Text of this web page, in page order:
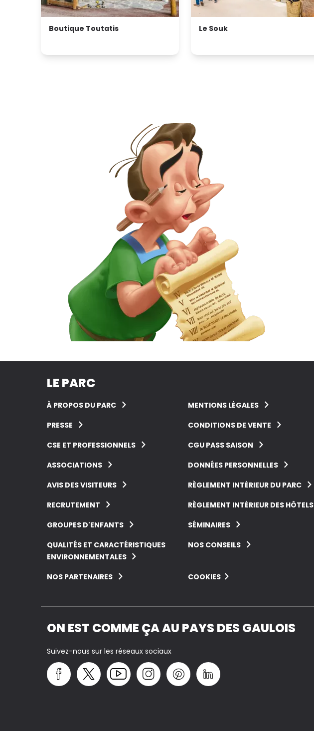
Boutique Toutatis Le Souk
LE PARC
À PROPOS DU PARC
MENTIONS LÉGALES
PRESSE
CONDITIONS DE VENTE
CSE ET PROFESSIONNELS
CGU PASS SAISON
ASSOCIATIONS
DONNÉES PERSONNELLES
AVIS DES VISITEURS
RÈGLEMENT INTÉRIEUR DU PARC
RECRUTEMENT
RÈGLEMENT INTÉRIEUR DES HÔTELS
GROUPES D'ENFANTS
SÉMINAIRES
QUALITÉS ET CARACTÉRISTIQUES
ENVIRONNEMENTALES
NOS CONSEILS
NOS PARTENAIRES COOKIES
ON EST COMME ÇA AU PAYS DES GAULOIS
Suivez-nous sur les réseaux sociaux